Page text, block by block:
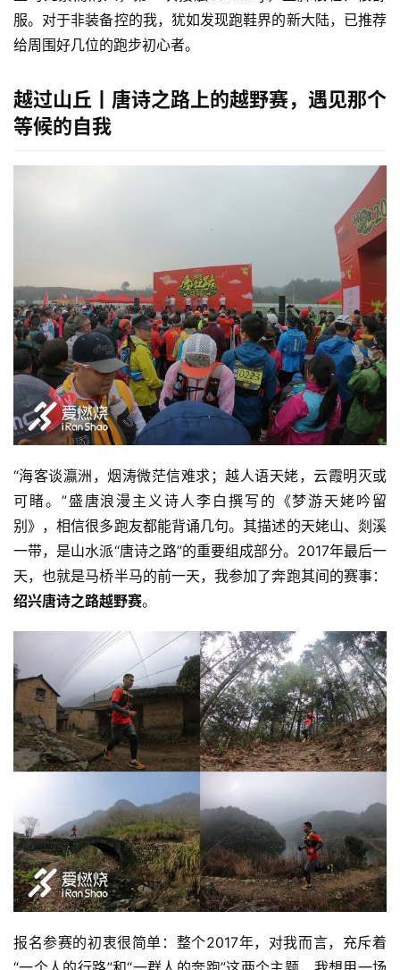
服。对于非装备控的我，犹如发现跑鞋界的新大陆，已推荐
给周围好几位的跑步初心者。
越过山丘
唐诗之路上的越野赛，遇见那个
等候的自我
“海客谈瀛洲，烟涛微茫信难求；越人语天姥，云霞明灭或
可睹。”盛唐浪漫主义诗人李白撰写的《梦游天姥吟留
别》，相信很多跑友都能背诵几句。其描述的天姥山、剡溪
一带，是山水派“唐诗之路”的重要组成部分。2017年最后一
天，也就是马桥半马的前一天，我参加了奔跑其间的赛事：
绍兴唐诗之路越野赛。
报名参赛的初衷很简单：整个2017年，对我而言，充斥着